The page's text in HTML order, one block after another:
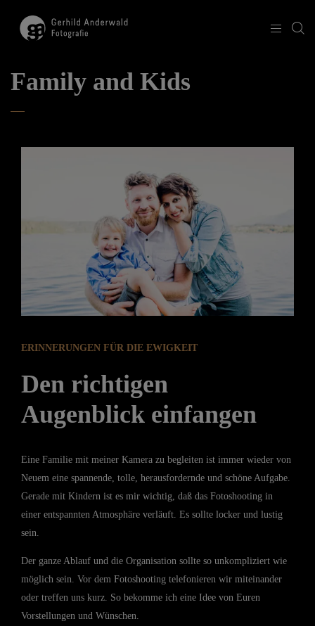
Family and Kids
ERINNERUNGEN FÜR DIE EWIGKEIT
Den richtigen
Augenblick einfangen
Eine Familie mit meiner Kamera zu begleiten ist immer wieder von
Neuem eine spannende, tolle, herausfordernde und schöne Aufgabe.
Gerade mit Kindern ist es mir wichtig, daß das Fotoshooting in
einer entspannten Atmosphäre verläuft. Es sollte locker und lustig
sein.
Der ganze Ablauf und die Organisation sollte so unkompliziert wie
möglich sein. Vor dem Fotoshooting telefonieren wir miteinander
oder treffen uns kurz. So bekomme ich eine Idee von Euren
Vorstellungen und Wünschen.